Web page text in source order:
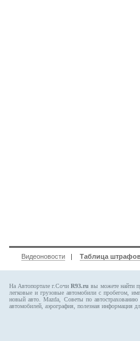
Видеоновости | Таблица
На Автопортале г.СочиR93.ru вы можете найти
легковые и грузовые автомобили с пробегом,
новый авто. Mazda, Советы по
автомобилей, аэрография, полезная информация